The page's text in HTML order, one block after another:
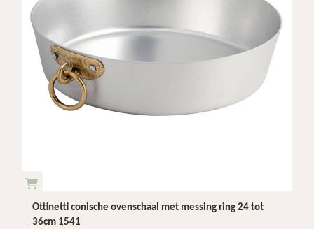
Ottinetti conische ovenschaal met messing ring 24 tot
36cm 1541